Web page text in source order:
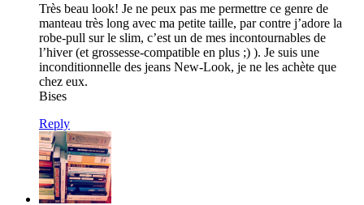
Très beau look! Je ne peux pas me permettre ce genre de
manteau très long avec ma petite taille, par contre j’adore la
robe-pull sur le slim, c’est un de mes incontournables de
l’hiver (et grossesse-compatible en plus ;) ). Je suis une
inconditionnelle des jeans New-Look, je ne les achète que
chez eux.
Bises
Reply